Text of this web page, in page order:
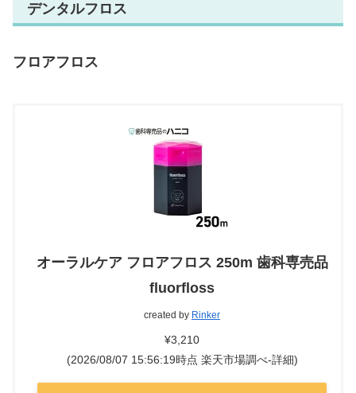
デンタルフロス
フロアフロス
オーラルケア フロアフロス 250m 歯科専売品
fluorfloss
created by Rinker
¥3,210
(2026/08/07 15:56:19時点 楽天市場調べ-詳細)